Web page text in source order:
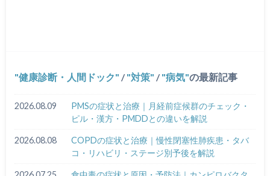
健康診断・人間ドック / 対策 / 病気 の最新記事
2026.08.09
PMSの症状と治療｜月経前症候群のチェック・
ピル・漢方・PMDDとの違いを解説
2026.08.08
COPDの症状と治療｜慢性閉塞性肺疾患・タバ
コ・リハビリ・ステージ別予後を解説